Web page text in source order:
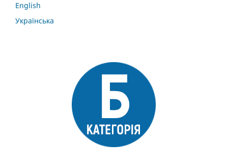
English
Українська